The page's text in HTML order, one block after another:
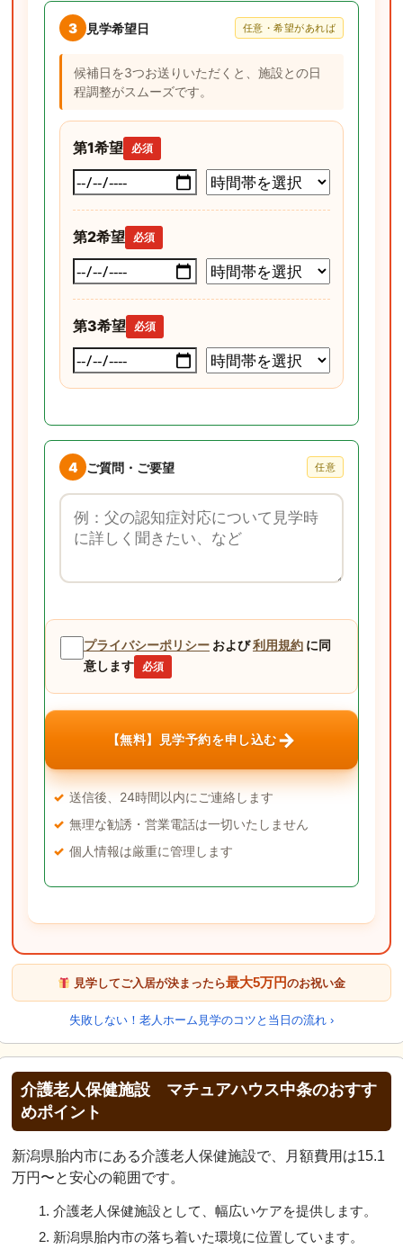
3 見学希望日 任意・希望があれば
候補日を3つお送りいただくと、施設との日
程調整がスムーズです。
第1希望 必須
第2希望 必須
第3希望 必須
4 ご質問・ご要望 任意
ご質問・ご要望
プライバシーポリシー および利用規約 に同
意します
必須
【無料】見学予約を申し込む→
送信後、24時間以内にご連絡します
無理な勧誘・営業電話は一切いたしません
個人情報は厳重に管理します
見学してご入居が決まったら最大5万円のお祝い金
失敗しない！老人ホーム見学のコツと当日の流れ ›
介護老人保健施設 マチュアハウス中条のおすす
めポイント
新潟県胎内市にある介護老人保健施設で、月額費用は15.1
万円〜と安心の範囲です。
介護老人保健施設として、幅広いケアを提供します。
新潟県胎内市の落ち着いた環境に位置しています。